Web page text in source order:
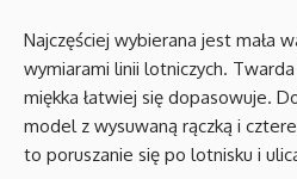
Najczęściej wybierana jest mała
wymiarami linii lotniczych.
miękka łatwiej się dopasowuje.
model z wysuwaną rączką i
to poruszanie się po lotnisku i